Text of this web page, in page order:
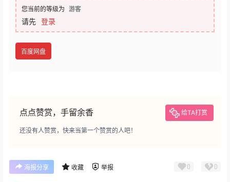
您当前的等级为 游客
请先 登录
百度网盘
点点赞赏，手留余香 给TA打赏
还没有人赞赏，快来当第一个赞赏的人吧！
海报分享 收藏 举报 0 0